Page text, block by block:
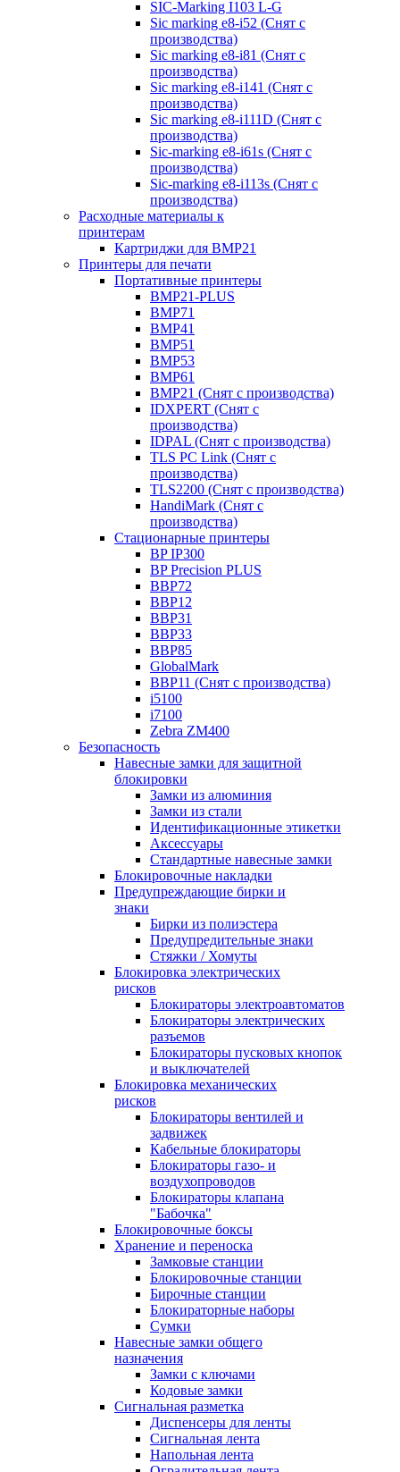
SIC-Marking I103 L-G
Sic marking e8-i52 (Снят с
производства)
Sic marking e8-i81 (Снят с
производства)
Sic marking e8-i141 (Снят с
производства)
Sic marking e8-i111D (Снят с
производства)
Sic-marking e8-i61s (Снят с
производства)
Sic-marking e8-i113s (Снят с
производства)
Расходные материалы к
принтерам
Картриджи для BMP21
Принтеры для печати
Портативные принтеры
BMP21-PLUS
BMP71
BMP41
BMP51
BMP53
BMP61
BMP21 (Снят с производства)
IDXPERT (Снят с
производства)
IDPAL (Снят с производства)
TLS PC Link (Снят с
производства)
TLS2200 (Снят с производства)
HandiMark (Снят с
производства)
Стационарные принтеры
BP IP300
BP Precision PLUS
BBP72
BBP12
BBP31
BBP33
BBP85
GlobalMark
BBP11 (Снят с производства)
i5100
i7100
Zebra ZM400
Безопасность
Навесные замки для защитной
блокировки
Замки из алюминия
Замки из стали
Идентификационные этикетки
Аксессуары
Стандартные навесные замки
Блокировочные накладки
Предупреждающие бирки и
знаки
Бирки из полиэстера
Предупредительные знаки
Стяжки / Хомуты
Блокировка электрических
рисков
Блокираторы электроавтоматов
Блокираторы электрических
разъемов
Блокираторы пусковых кнопок
и выключателей
Блокировка механических
рисков
Блокираторы вентилей и
задвижек
Кабельные блокираторы
Блокираторы газо- и
воздухопроводов
Блокираторы клапана
"Бабочка"
Блокировочные боксы
Хранение и переноска
Замковые станции
Блокировочные станции
Бирочные станции
Блокираторные наборы
Сумки
Навесные замки общего
назначения
Замки с ключами
Кодовые замки
Сигнальная разметка
Диспенсеры для ленты
Сигнальная лента
Напольная лента